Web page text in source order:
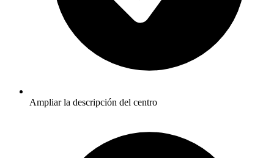
Ampliar la descripción del centro